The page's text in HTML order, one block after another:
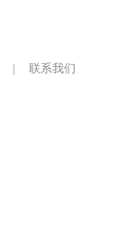
| 联系我们